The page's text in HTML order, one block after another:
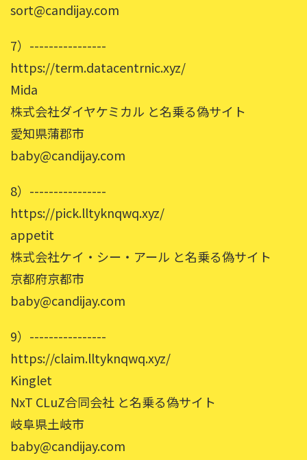
sort@candijay.com
7）----------------
https://term.datacentrnic.xyz/
Mida
株式会社ダイヤケミカル と名乗る偽サイト
愛知県蒲郡市
baby@candijay.com
8）----------------
https://pick.lltyknqwq.xyz/
appetit
株式会社ケイ・シー・アール と名乗る偽サイト
京都府京都市
baby@candijay.com
9）----------------
https://claim.lltyknqwq.xyz/
Kinglet
NxT CLuZ合同会社 と名乗る偽サイト
岐阜県土岐市
baby@candijay.com